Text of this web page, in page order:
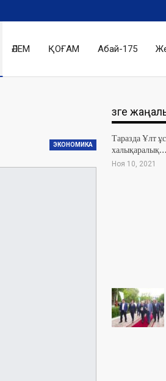
ӘЛЕМ ҚОҒАМ Абай-175
ЭКОНОМИКА
Өзге
Таразда Ұлт
халықаралық…
Ноя 10, 2021